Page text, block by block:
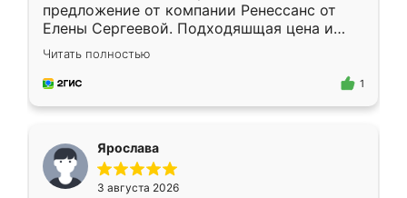
предложение от компании Ренессанс от
Елены Сергеевой. Подходяшщая цена и
короткие сроки изготовления. Приехавший
для замера сотрудник Владислав
предложил по моему эскизу самый
Читать полностью
1
Ярослава
3 августа 2026